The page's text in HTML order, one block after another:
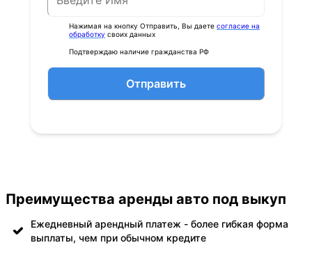
Нажимая на кнопку Отправить, Вы даете согласие на
обработку своих данных
Подтверждаю наличие гражданства РФ
Отправить
Преимущества аренды авто под выкуп
Ежедневный арендный платеж - более гибкая форма
выплаты, чем при обычном кредите